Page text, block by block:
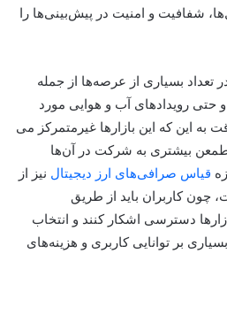
شفافیت و امنیت در پیش‌بینی‌ها را
تعداد بسیاری از عرصه‌ها از جمله
حتی رویدادهای آب و هوایی مورد
به این که این بازارها غیرمتمرکز می
مطمعن بیشتری به شرکت در آن‌ها
قیاس صرافی‌های ارز دیجیتال نیز از
چون کاربران باید از طریق
دسترسی اشکار کنند و انتخاب
بر توانایی کاربری و هزینه‌های